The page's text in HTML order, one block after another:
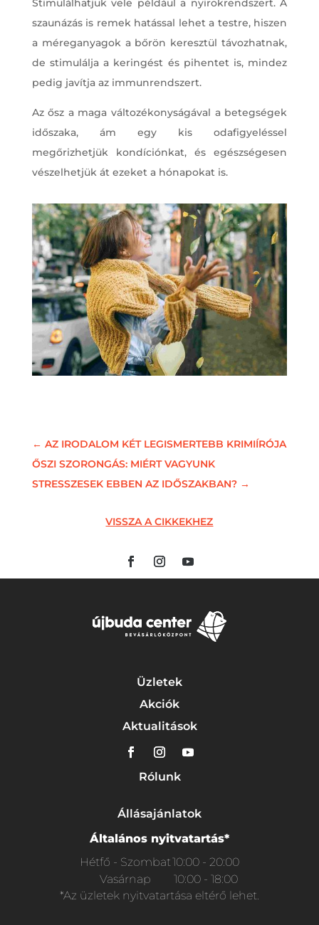
Stimulálhatjuk vele például a nyirokrendszert. A
szaunázás is remek hatással lehet a testre, hiszen
a méreganyagok a bőrön keresztül távozhatnak,
de stimulálja a keringést és pihentet is, mindez
pedig javítja az immunrendszert.
Az ősz a maga változékonyságával a betegségek
időszaka, ám egy kis odafigyeléssel
megőrizhetjük kondíciónkat, és egészségesen
vészelhetjük át ezeket a hónapokat is.
← AZ IRODALOM KÉT LEGISMERTEBB KRIMIÍRÓJA
ŐSZI SZORONGÁS: MIÉRT VAGYUNK
STRESSZESEK EBBEN AZ IDŐSZAKBAN?→
VISSZA A CIKKEKHEZ
Üzletek
Akciók
Aktualitások
Rólunk
Állásajánlatok
Általános nyitvatartás*
Hétfő - Szombat10:00 - 20:00
Vasárnap
10:00 - 18:00
*Az üzletek nyitvatartása eltérő lehet.